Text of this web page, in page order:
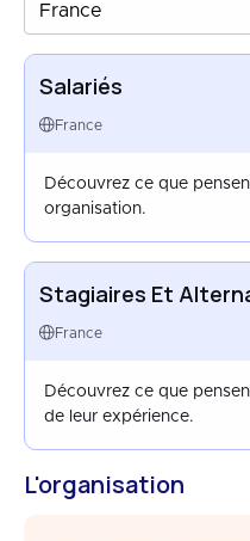
France
Salariés
France
Découvrez ce que
organisation.
Stagiaires Et
France
Découvrez ce que
de leur expérience.
L'organisation